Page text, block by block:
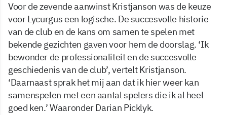
Voor de zevende aanwinst Kristjanson was de keuze
voor Lycurgus een logische. De succesvolle historie
van de club en de kans om samen te spelen met
bekende gezichten gaven voor hem de doorslag. ‘Ik
bewonder de professionaliteit en de succesvolle
geschiedenis van de club’, vertelt Kristjanson.
‘Daarnaast sprak het mij aan dat ik hier weer kan
samenspelen met een aantal spelers die ik al heel
goed ken.’ Waaronder Darian Picklyk.